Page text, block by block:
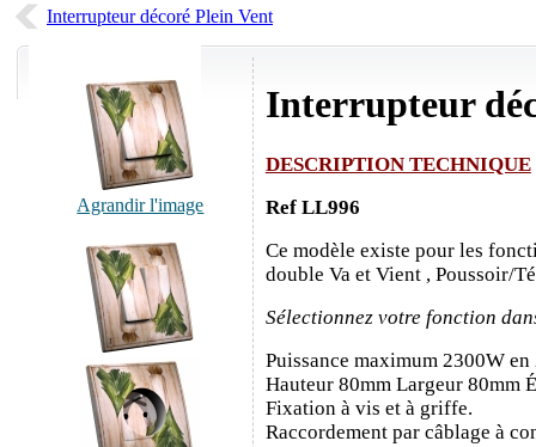
Interrupteur décoré Plein Vent
Agrandir l'image
Interrupteur
DESCRIPTION TECHNIQUE
Ref LL996
Ce modèle existe pour les
double Va et Vient , Poussoir/
Sélectionnez votre fonction
Puissance maximum 2300W
Hauteur 80mm Largeur 80mm
Fixation à vis et à griffe.
Raccordement par câblage à